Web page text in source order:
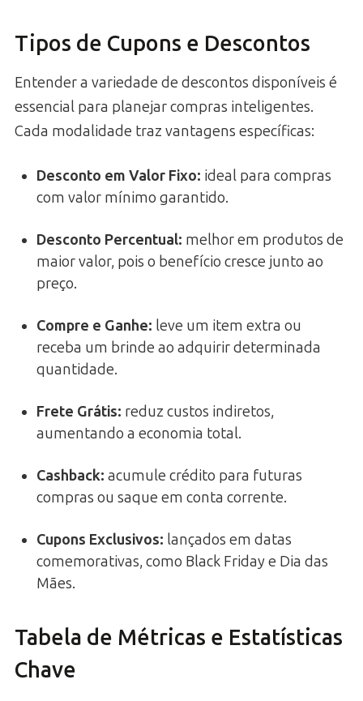
Tipos de Cupons e Descontos
Entender a variedade de descontos disponíveis é
essencial para planejar compras inteligentes.
Cada modalidade traz vantagens específicas:
Desconto em Valor Fixo: ideal para compras
com valor mínimo garantido.
Desconto Percentual: melhor em produtos de
maior valor, pois o benefício cresce junto ao
preço.
Compre e Ganhe: leve um item extra ou
receba um brinde ao adquirir determinada
quantidade.
Frete Grátis: reduz custos indiretos,
aumentando a economia total.
Cashback: acumule crédito para futuras
compras ou saque em conta corrente.
Cupons Exclusivos: lançados em datas
comemorativas, como Black Friday e Dia das
Mães.
Tabela de Métricas e Estatísticas
Chave